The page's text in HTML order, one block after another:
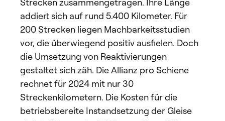
addiert sich auf rund 5.400 Kilometer. Für
200 Strecken liegen Machbarkeitsstudien
vor, die überwiegend positiv ausfielen. Doch
die Umsetzung von Reaktivierungen
gestaltet sich zäh. Die Allianz pro Schiene
rechnet für 2024 mit nur 30
Streckenkilometern. Die Kosten für die
betriebsbereite Instandsetzung der Gleise